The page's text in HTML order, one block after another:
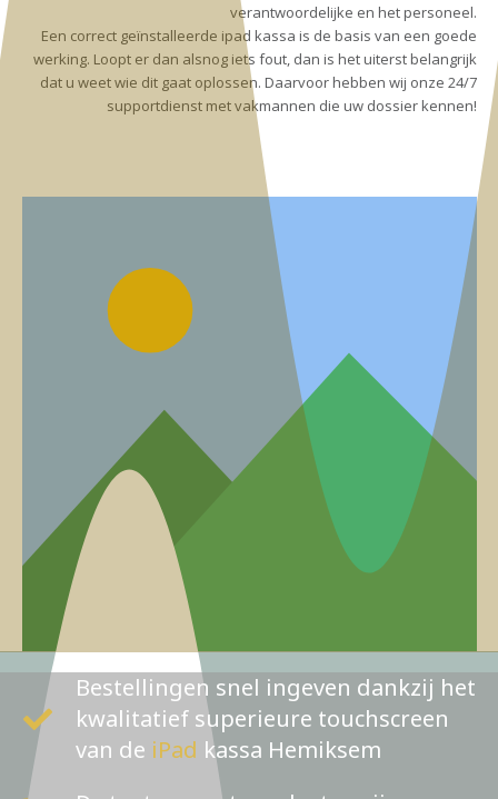
verantwoordelijke en het personeel.
Een correct geïnstalleerde ipad kassa is de basis van een goede
werking. Loopt er dan alsnog iets fout, dan is het uiterst belangrijk
dat u weet wie dit gaat oplossen. Daarvoor hebben wij onze 24/7
supportdienst met vakmannen die uw dossier kennen!
Bestellingen snel ingeven dankzij het
kwalitatief superieure touchscreen
van de iPad kassa Hemiksem